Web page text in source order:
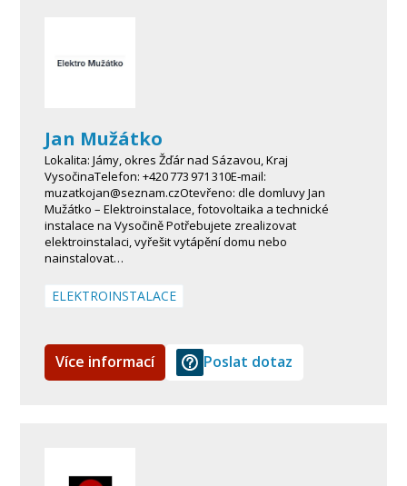
Jan Mužátko
Lokalita: Jámy, okres Žďár nad Sázavou, Kraj
VysočinaTelefon: +420 773 971 310E‑mail:
muzatkojan@seznam.czOtevřeno: dle domluvy Jan
Mužátko – Elektroinstalace, fotovoltaika a technické
instalace na Vysočině Potřebujete zrealizovat
elektroinstalaci, vyřešit vytápění domu nebo
nainstalovat…
ELEKTROINSTALACE
Více informací Poslat dotaz